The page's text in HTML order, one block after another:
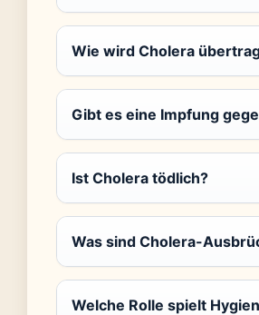
Wie wird Cholera
Gibt es eine Impfung
Ist Cholera tödlich?
Was sind Cholera-
Welche Rolle spielt